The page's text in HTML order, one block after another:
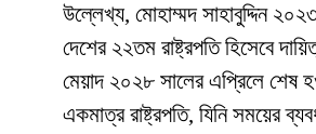
উল্লেখ্য, মোহাম্মদ সাহাবুদ্দিন
দেশের ২২তম রাষ্ট্রপতি হিসেবে
মেয়াদ ২০২৮ সালের এপ্রিলে শেষ
একমাত্র রাষ্ট্রপতি, যিনি সময়ের